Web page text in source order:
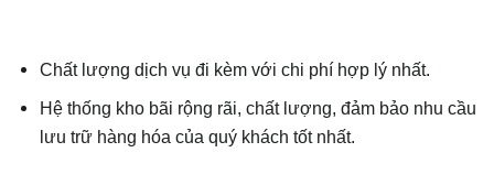
Chất lượng dịch vụ đi kèm với chi phí hợp lý nhất.
Hệ thống kho bãi rộng rãi, chất lượng, đảm bảo nhu cầu
lưu trữ hàng hóa của quý khách tốt nhất.